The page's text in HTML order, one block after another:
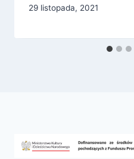
29 listopada, 2021